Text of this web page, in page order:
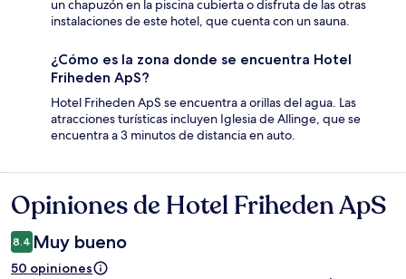
un chapuzón en la piscina cubierta o disfruta de las otras
instalaciones de este hotel, que cuenta con un sauna.
¿Cómo es la zona donde se encuentra Hotel
Friheden ApS?
Hotel Friheden ApS se encuentra a orillas del agua. Las
atracciones turísticas incluyen Iglesia de Allinge, que se
encuentra a 3 minutos de distancia en auto.
Opiniones
Opiniones de Hotel Friheden ApS
8.4 Muy bueno
50 opiniones